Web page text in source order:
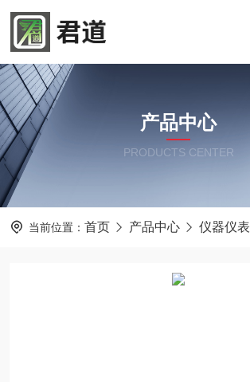
产品中心
PRODUCTS CENTER
当前位置： 首页 产品中心 仪器仪表